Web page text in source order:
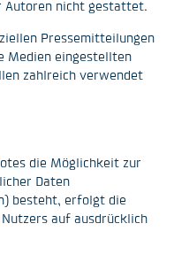
Autoren nicht gestattet.
Pressemitteilungen
Medien eingestellten
zahlreich verwendet
die Möglichkeit zur
Daten
besteht, erfolgt die
auf ausdrücklich